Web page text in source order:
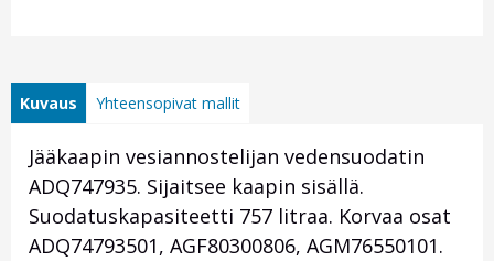
Kuvaus Yhteensopivat mallit
Jääkaapin vesiannostelijan vedensuodatin
ADQ747935. Sijaitsee kaapin sisällä.
Suodatuskapasiteetti 757 litraa. Korvaa osat
ADQ74793501, AGF80300806, AGM76550101.